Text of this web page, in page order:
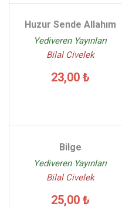
Huzur Sende Allahım
Yediveren Yayınları
Bilal Civelek
23,00 ₺
Bilge
Yediveren Yayınları
Bilal Civelek
25,00 ₺